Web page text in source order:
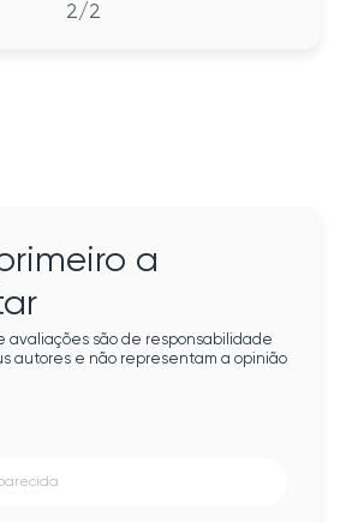
2/2
a
avaliações são de responsabilidade
autores e não representam a opinião